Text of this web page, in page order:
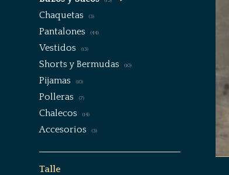
Chaquetas (3)
Pantalones (44)
Vestidos (13)
Shorts y Bermudas (10)
Pijamas (10)
Polleras (7)
Chalecos (14)
Accesorios (3)
Talle